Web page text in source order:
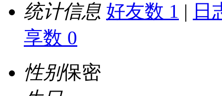
统计信息 好友数 1 | 日
享数 0
性别保密